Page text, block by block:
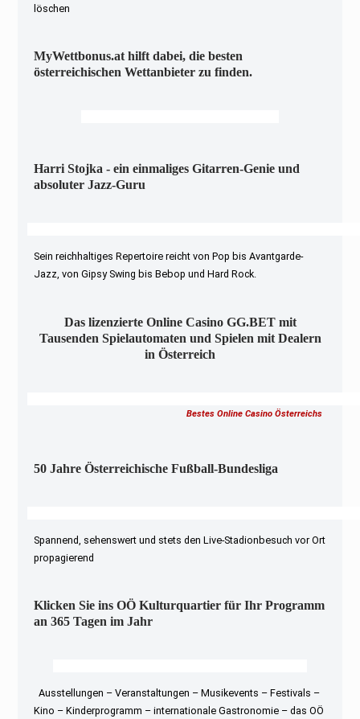
löschen
MyWettbonus.at hilft dabei, die besten
österreichischen Wettanbieter zu finden.
Harri Stojka - ein einmaliges Gitarren-Genie und
absoluter Jazz-Guru
Sein reichhaltiges Repertoire reicht von Pop bis Avantgarde-
Jazz, von Gipsy Swing bis Bebop und Hard Rock.
Das lizenzierte Online Casino GG.BET mit
Tausenden Spielautomaten und Spielen mit Dealern
in Österreich
Bestes Online Casino Österreichs
50 Jahre Österreichische Fußball-Bundesliga
Spannend, sehenswert und stets den Live-Stadionbesuch vor Ort
propagierend
Klicken Sie ins OÖ Kulturquartier für Ihr Programm
an 365 Tagen im Jahr
Ausstellungen – Veranstaltungen – Musikevents – Festivals –
Kino – Kinderprogramm – internationale Gastronomie – das OÖ